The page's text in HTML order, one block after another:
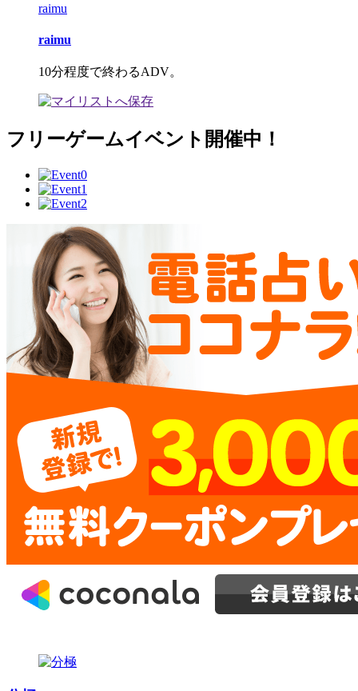
raimu
raimu
10分程度で終わるADV。
フリーゲームイベント開催中！